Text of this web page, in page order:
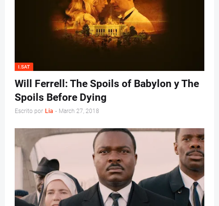
I.SAT
Will Ferrell: The Spoils of Babylon y The
Spoils Before Dying
Escrito por Lia - March 27, 2018